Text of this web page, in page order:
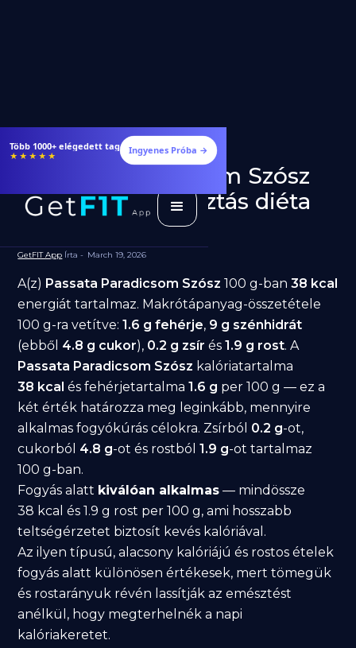
Több 1000+ elégedett tag
★★★★★ Ingyenes Próba →
Passata Paradicsom Szósz
fogyásra: jó választás diéta
GetFIT App Írta - March 19, 2026
A(z) Passata Paradicsom Szósz 100 g-ban38 kcal
energiát tartalmaz. Makrótápanyag-összetétele
100 g-ra vetítve:1.6 g fehérje, 9 g szénhidrát
(ebből 4.8 g cukor), 0.2 g zsír és1.9 g rost. A
Passata Paradicsom Szósz kalóriatartalma
38 kcal és fehérjetartalma1.6 g per 100 g — ez a
két érték határozza meg leginkább, mennyire
alkalmas fogyókúrás célokra. Zsírból 0.2 g-ot,
cukorból 4.8 g-ot és rostból1.9 g-ot tartalmaz
100 g-ban.
Fogyás alatt kiválóan alkalmas — mindössze
38 kcal és 1.9 g rost per 100 g, ami hosszabb
teltségérzetet biztosít kevés kalóriával.
Az ilyen típusú, alacsony kalóriájú és rostos ételek
fogyás alatt különösen értékesek, mert tömegük
és rostarányuk révén lassítják az emésztést
anélkül, hogy megterhelnék a napi
kalóriakeretet.